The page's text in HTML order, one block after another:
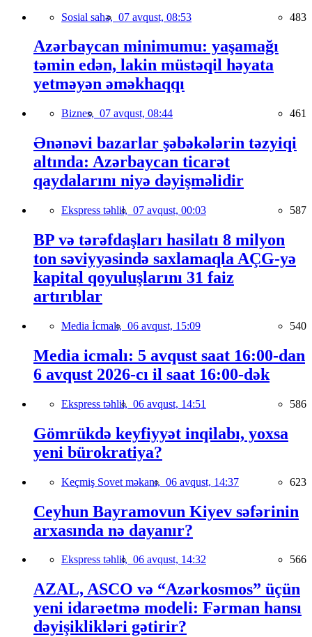
Sosial sahə, 07 avqust, 08:53 483
Azərbaycan minimumu: yaşamağı
təmin edən, lakin müstəqil həyata
yetməyən əməkhaqqı
Biznes, 07 avqust, 08:44 461
Ənənəvi bazarlar şəbəkələrin təzyiqi
altında: Azərbaycan ticarət
qaydalarını niyə dəyişməlidir
Ekspress təhlil, 07 avqust, 00:03 587
BP və tərəfdaşları hasilatı 8 milyon
ton səviyyəsində saxlamaqla AÇG-yə
kapital qoyuluşlarını 31 faiz
artırıblar
Media İcmalı, 06 avqust, 15:09 540
Media icmalı: 5 avqust saat 16:00-dan
6 avqust 2026-cı il saat 16:00-dək
Ekspress təhlil, 06 avqust, 14:51 586
Gömrükdə keyfiyyət inqilabı, yoxsa
yeni bürokratiya?
Keçmiş Sovet məkanı, 06 avqust, 14:37 623
Ceyhun Bayramovun Kiyev səfərinin
arxasında nə dayanır?
Ekspress təhlil, 06 avqust, 14:32 566
AZAL, ASCO və “Azərkosmos” üçün
yeni idarəetmə modeli: Fərman hansı
dəyişiklikləri gətirir?